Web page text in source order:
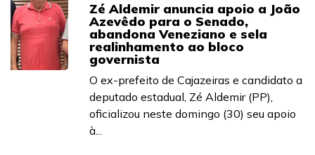
Zé Aldemir anuncia apoio a João
Azevêdo para o Senado,
abandona Veneziano e sela
realinhamento ao bloco
governista
O ex-prefeito de Cajazeiras e candidato a
deputado estadual, Zé Aldemir (PP),
oficializou neste domingo (30) seu apoio
à...